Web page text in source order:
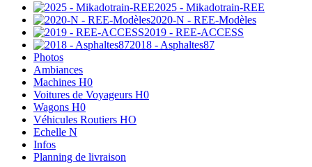
2025 - Mikadotrain-REE
2020-N - REE-Modèles
2019 - REE-ACCESS
2018 - Asphaltes87
Photos
Ambiances
Machines H0
Voitures de Voyageurs H0
Wagons H0
Véhicules Routiers HO
Echelle N
Infos
Planning de livraison